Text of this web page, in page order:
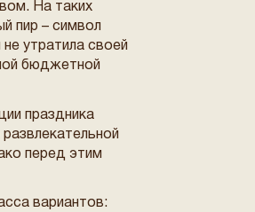
На таких
пир – символ
утратила своей
бюджетной
праздника
перед этим
вариантов: